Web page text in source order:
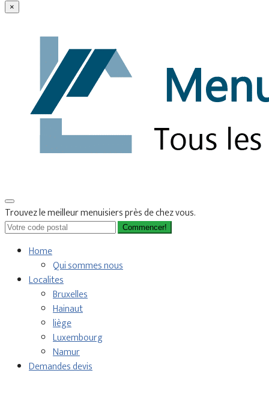
×
Trouvez le meilleur menuisiers près de chez vous.
Commencer!
Home
Qui sommes nous
Localites
Bruxelles
Hainaut
liège
Luxembourg
Namur
Demandes devis